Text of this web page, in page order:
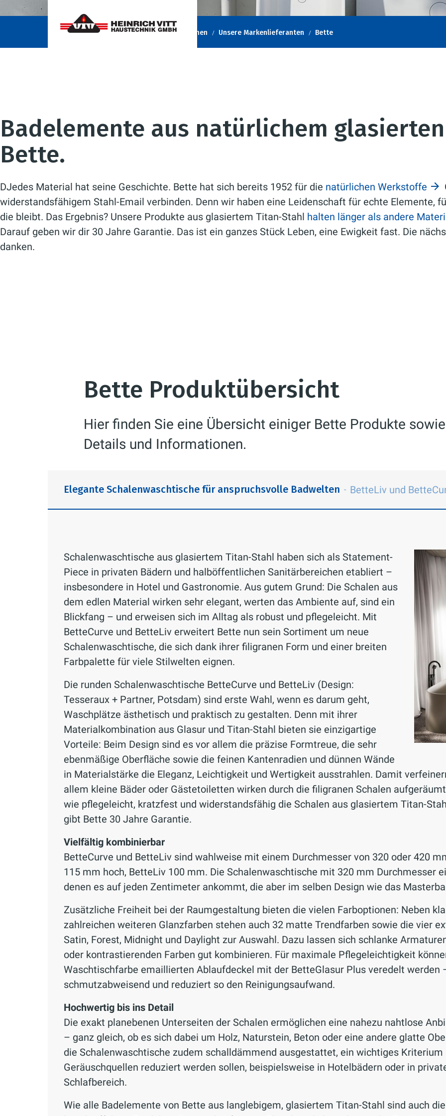
Heinrich Vitt Haustechnik GmbH Unternehmen Unsere Markenlieferanten Bette
Badelemente aus natürlichem
Bette.
DJedes Material hat seine Geschichte. Bette hat sich bereits 1952 für die natürlichen Werkstoffe
widerstandsfähigem Stahl-Email verbinden. Denn wir haben eine Leidenschaft für echte Elemente,
die bleibt. Das Ergebnis? Unsere Produkte aus glasiertem Titan-Stahl halten länger als andere
Darauf geben wir dir 30 Jahre Garantie. Das ist ein ganzes Stück Leben, eine Ewigkeit fast. Die
danken.
Bette Produktübersicht
Hier finden Sie eine Übersicht einiger Bette Produkte
Details und Informationen.
Elegante Schalenwaschtische für anspruchsvolle Badwelten - BetteLiv und
Schalenwaschtische aus glasiertem Titan-Stahl haben sich als Statement-
Piece in privaten Bädern und halböffentlichen Sanitärbereichen etabliert –
insbesondere in Hotel und Gastronomie. Aus gutem Grund: Die Schalen aus
dem edlen Material wirken sehr elegant, werten das Ambiente auf, sind ein
Blickfang – und erweisen sich im Alltag als robust und pflegeleicht. Mit
BetteCurve und BetteLiv erweitert Bette nun sein Sortiment um neue
Schalenwaschtische, die sich dank ihrer filigranen Form und einer breiten
Farbpalette für viele Stilwelten eignen.
Die runden Schalenwaschtische BetteCurve und BetteLiv (Design:
Tesseraux + Partner, Potsdam) sind erste Wahl, wenn es darum geht,
Waschplätze ästhetisch und praktisch zu gestalten. Denn mit ihrer
Materialkombination aus Glasur und Titan-Stahl bieten sie einzigartige
Vorteile: Beim Design sind es vor allem die präzise Formtreue, die sehr
ebenmäßige Oberfläche sowie die feinen Kantenradien und dünnen Wände
in Materialstärke die Eleganz, Leichtigkeit und Wertigkeit ausstrahlen. Damit
allem kleine Bäder oder Gästetoiletten wirken durch die filigranen Schalen
wie pflegeleicht, kratzfest und widerstandsfähig die Schalen aus glasiertem Titan-
gibt Bette 30 Jahre Garantie.
Vielfältig kombinierbar
BetteCurve und BetteLiv sind wahlweise mit einem Durchmesser von 320 oder 420
115 mm hoch, BetteLiv 100 mm. Die Schalenwaschtische mit 320 mm Durchmesser
denen es auf jeden Zentimeter ankommt, die aber im selben Design wie das
Zusätzliche Freiheit bei der Raumgestaltung bieten die vielen Farboptionen: Neben
zahlreichen weiteren Glanzfarben stehen auch 32 matte Trendfarben sowie die vier
Satin, Forest, Midnight und Daylight zur Auswahl. Dazu lassen sich schlanke
oder kontrastierenden Farben gut kombinieren. Für maximale Pflegeleichtigkeit
Waschtischfarbe emaillierten Ablaufdeckel mit der BetteGlasur Plus veredelt werden
schmutzabweisend und reduziert so den Reinigungsaufwand.
Hochwertig bis ins Detail
Die exakt planebenen Unterseiten der Schalen ermöglichen eine nahezu nahtlose
– ganz gleich, ob es sich dabei um Holz, Naturstein, Beton oder eine andere glatte
die Schalenwaschtische zudem schalldämmend ausgestattet, ein wichtiges Kriterium
Geräuschquellen reduziert werden sollen, beispielsweise in Hotelbädern oder in
Schlafbereich.
Wie alle Badelemente von Bette aus langlebigem, glasiertem Titan-Stahl sind auch